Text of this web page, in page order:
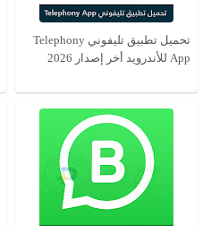
تحميل تطبيق تليفوني Telephony
App للأندرويد أخر إصدار 2026